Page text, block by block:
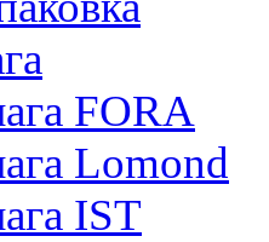
FORA
Lomond
IST